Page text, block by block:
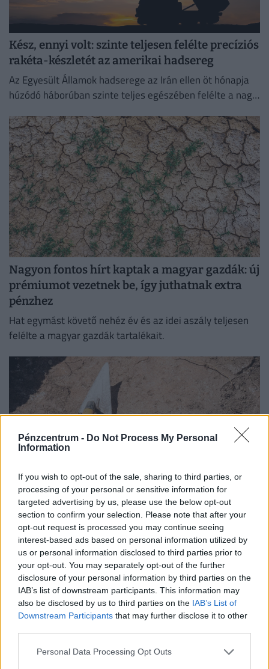
Pénzcentrum - Do Not Process My Personal
Information
If you wish to opt-out of the sale, sharing to third parties, or
processing of your personal or sensitive information for
targeted advertising by us, please use the below opt-out
section to confirm your selection. Please note that after your
opt-out request is processed you may continue seeing
interest-based ads based on personal information utilized by
us or personal information disclosed to third parties prior to
your opt-out. You may separately opt-out of the further
disclosure of your personal information by third parties on the
IAB’s list of downstream participants. This information may
also be disclosed by us to third parties on the IAB’s List of
Downstream Participants that may further disclose it to other
Personal Data Processing Opt Outs
Kész, ennyi volt: szinte teljesen felélte precíziós
rakéta-készletét az amerikai hadsereg
Az Egyesült Államok hadserege az Irán ellen öt hónapja
húzódó háborúban szinte teljes egészében felélte a nagy
Nagyon fontos hírt kaptak a magyar gazdák: új
prémiumot vezetnek be, így juthatnak extra
pénzhez
Hat egymást követő nehéz év és az idei aszály teljesen
felélte a magyar gazdák tartalékait.
Elképesztő régészeti kincsre bukkant egy
önkormányzati dolgozó: több ezer éves lelet
került elő
Egy Izraelben eddig ismeretlen típusú, 2500 éves ciprusi
érmét talált valaki a tengerparton, amely új
információkkal szolgálhat a perzsa kori földközi-tengeri
kereskedelemről.